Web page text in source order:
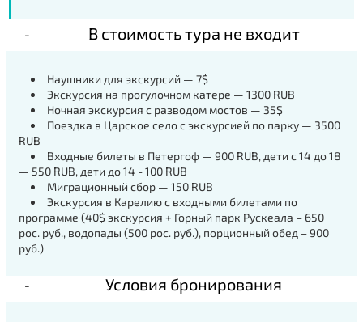
В стоимость тура не входит
Наушники для экскурсий — 7$
Экскурсия на прогулочном катере — 1300 RUB
Ночная экскурсия с разводом мостов — 35$
Поездка в Царское село с экскурсией по парку — 3500
RUB
Входные билеты в Петергоф — 900 RUB, дети с 14 до 18
— 550 RUB, дети до 14 - 100 RUB
Миграционный сбор — 150 RUB
Экскурсия в Карелию с входными билетами по
программе (40$ экскурсия + Горный парк Рускеала – 650
рос. руб., водопады (500 рос. руб.), порционный обед – 900
руб.)
Условия бронирования